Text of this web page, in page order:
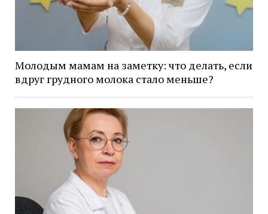
Молодым мамам на заметку: что делать, если
вдруг грудного молока стало меньше?